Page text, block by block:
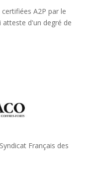
A2P par le
atteste d'un degré de
Français des